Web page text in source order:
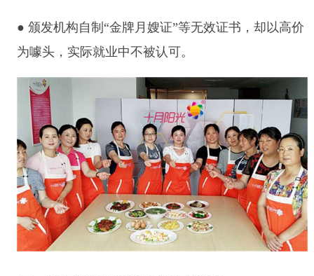
● 颁发机构自制“金牌月嫂证”等无效证书，却以高价
为噱头，实际就业中不被认可。